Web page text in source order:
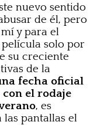
nuevo sentido
de él, pero
y para el
solo por
su creciente
de la
fecha oficial
con el rodaje
, es
pantallas el